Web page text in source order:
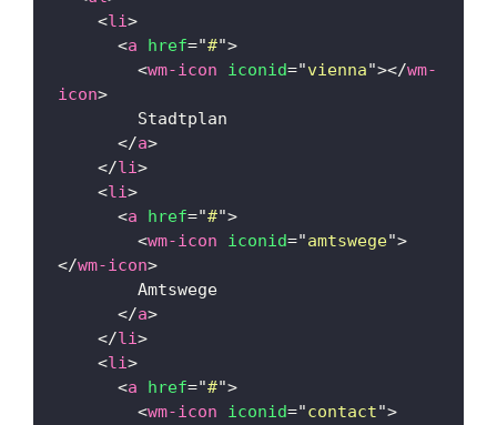
<li>
<a href="#">
<wm-icon iconid="vienna"></wm-
icon>
        Stadtplan
</a>
</li>
<li>
<a href="#">
<wm-icon iconid="amtswege">
</wm-icon>
        Amtswege
</a>
</li>
<li>
<a href="#">
<wm-icon iconid="contact">